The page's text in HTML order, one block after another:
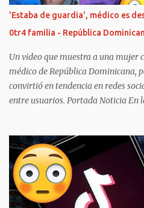
pasado Domingo 21 de Enero
Colmenares Baptista, en Cúcuta,
Venezolano habitaba. No
confirmada por las auto...
'Estaba de guardia', médico es
0tr4 familia - República
Un video que muestra a una mujer
médico de República Dominicana,
convirtió en tendencia en redes
entre usuarios. Portada Noticia En
había dicho previamente. Según el
seguir el rastro del vehículo
donde presuntamente encontró al
“Como él me dijo a mí que estaba
que yo me lo encuentro aquí en